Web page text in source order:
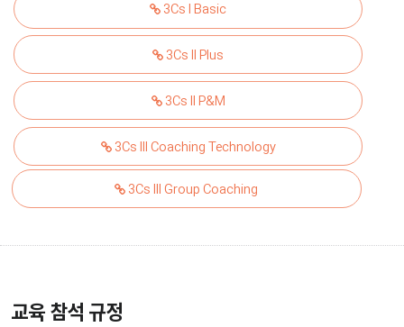
3Cs I Basic
3Cs II Plus
3Cs II P&M
3Cs III Coaching Technology
3Cs III Group Coaching
교육 참석 규정